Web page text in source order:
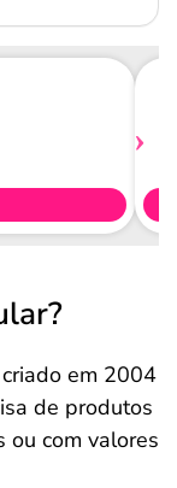
em 2004
de produtos
ou com valores